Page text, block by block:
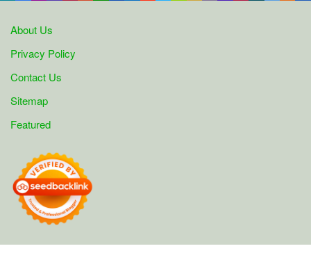
About Us
Privacy Policy
Contact Us
Sitemap
Featured